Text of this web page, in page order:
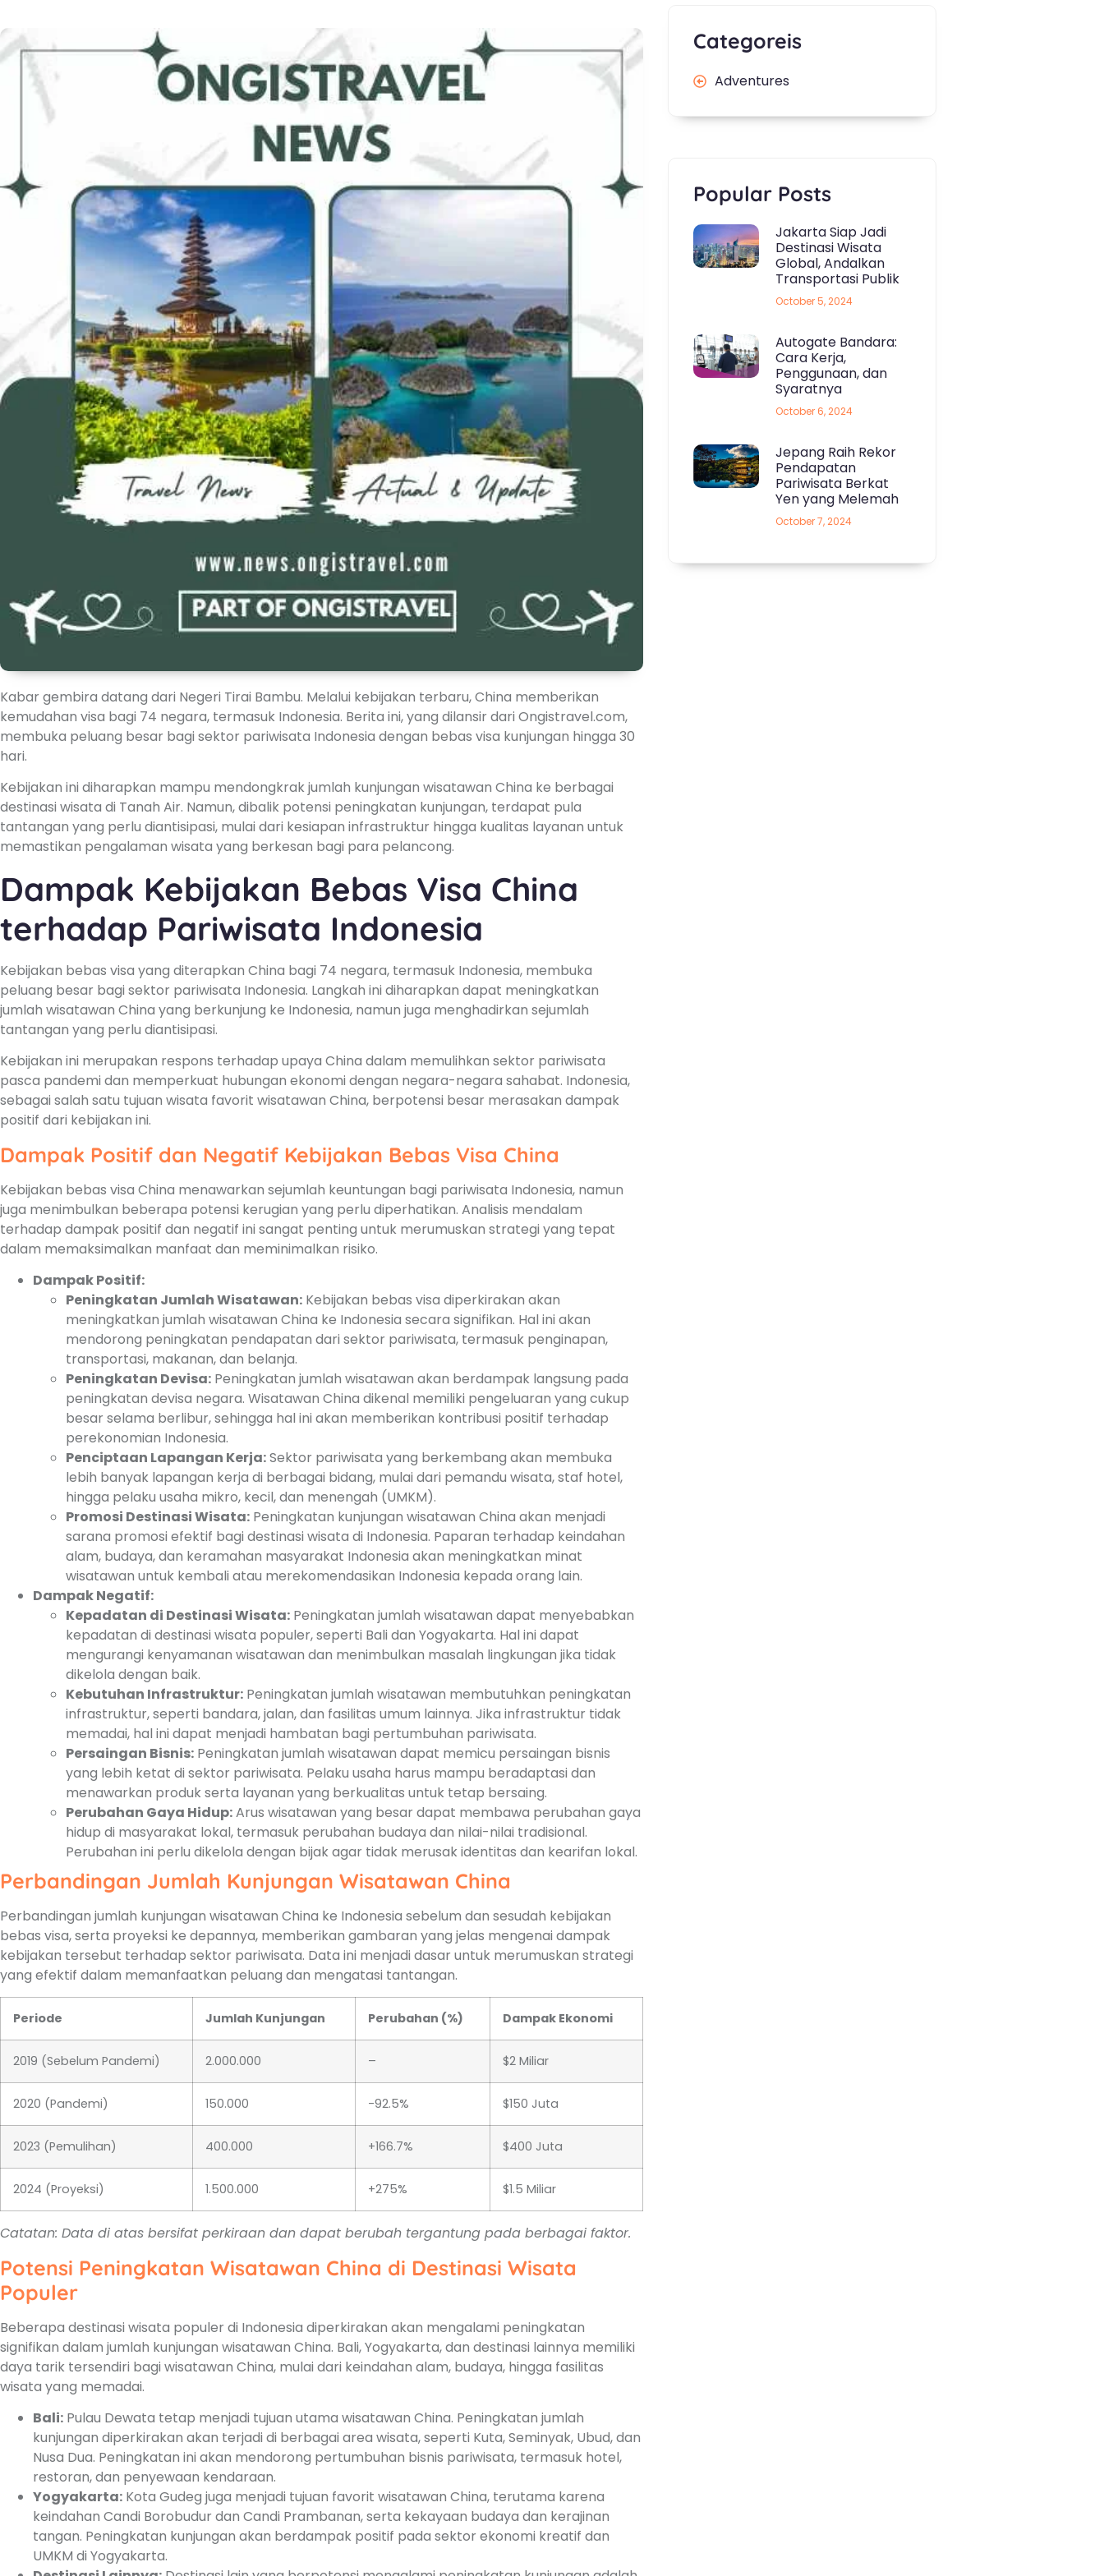
Kabar gembira datang dari Negeri Tirai Bambu. Melalui kebijakan terbaru, China memberikan
kemudahan visa bagi 74 negara, termasuk Indonesia. Berita ini, yang dilansir dari Ongistravel.com,
membuka peluang besar bagi sektor pariwisata Indonesia dengan bebas visa kunjungan hingga 30
hari.
Kebijakan ini diharapkan mampu mendongkrak jumlah kunjungan wisatawan China ke berbagai
destinasi wisata di Tanah Air. Namun, dibalik potensi peningkatan kunjungan, terdapat pula
tantangan yang perlu diantisipasi, mulai dari kesiapan infrastruktur hingga kualitas layanan untuk
memastikan pengalaman wisata yang berkesan bagi para pelancong.
Dampak Kebijakan Bebas Visa China
terhadap Pariwisata Indonesia
Kebijakan bebas visa yang diterapkan China bagi 74 negara, termasuk Indonesia, membuka
peluang besar bagi sektor pariwisata Indonesia. Langkah ini diharapkan dapat meningkatkan
jumlah wisatawan China yang berkunjung ke Indonesia, namun juga menghadirkan sejumlah
tantangan yang perlu diantisipasi.
Kebijakan ini merupakan respons terhadap upaya China dalam memulihkan sektor pariwisata
pasca pandemi dan memperkuat hubungan ekonomi dengan negara-negara sahabat. Indonesia,
sebagai salah satu tujuan wisata favorit wisatawan China, berpotensi besar merasakan dampak
positif dari kebijakan ini.
Dampak Positif dan Negatif Kebijakan Bebas Visa China
Kebijakan bebas visa China menawarkan sejumlah keuntungan bagi pariwisata Indonesia, namun
juga menimbulkan beberapa potensi kerugian yang perlu diperhatikan. Analisis mendalam
terhadap dampak positif dan negatif ini sangat penting untuk merumuskan strategi yang tepat
dalam memaksimalkan manfaat dan meminimalkan risiko.
Dampak Positif:
Peningkatan Jumlah Wisatawan: Kebijakan bebas visa diperkirakan akan
meningkatkan jumlah wisatawan China ke Indonesia secara signifikan. Hal ini akan
mendorong peningkatan pendapatan dari sektor pariwisata, termasuk penginapan,
transportasi, makanan, dan belanja.
Peningkatan Devisa: Peningkatan jumlah wisatawan akan berdampak langsung pada
peningkatan devisa negara. Wisatawan China dikenal memiliki pengeluaran yang cukup
besar selama berlibur, sehingga hal ini akan memberikan kontribusi positif terhadap
perekonomian Indonesia.
Penciptaan Lapangan Kerja:Sektor pariwisata yang berkembang akan membuka
lebih banyak lapangan kerja di berbagai bidang, mulai dari pemandu wisata, staf hotel,
hingga pelaku usaha mikro, kecil, dan menengah (UMKM).
Promosi Destinasi Wisata: Peningkatan kunjungan wisatawan China akan menjadi
sarana promosi efektif bagi destinasi wisata di Indonesia. Paparan terhadap keindahan
alam, budaya, dan keramahan masyarakat Indonesia akan meningkatkan minat
wisatawan untuk kembali atau merekomendasikan Indonesia kepada orang lain.
Dampak Negatif:
Kepadatan di Destinasi Wisata: Peningkatan jumlah wisatawan dapat menyebabkan
kepadatan di destinasi wisata populer, seperti Bali dan Yogyakarta. Hal ini dapat
mengurangi kenyamanan wisatawan dan menimbulkan masalah lingkungan jika tidak
dikelola dengan baik.
Kebutuhan Infrastruktur: Peningkatan jumlah wisatawan membutuhkan peningkatan
infrastruktur, seperti bandara, jalan, dan fasilitas umum lainnya. Jika infrastruktur tidak
memadai, hal ini dapat menjadi hambatan bagi pertumbuhan pariwisata.
Persaingan Bisnis: Peningkatan jumlah wisatawan dapat memicu persaingan bisnis
yang lebih ketat di sektor pariwisata. Pelaku usaha harus mampu beradaptasi dan
menawarkan produk serta layanan yang berkualitas untuk tetap bersaing.
Perubahan Gaya Hidup:Arus wisatawan yang besar dapat membawa perubahan gaya
hidup di masyarakat lokal, termasuk perubahan budaya dan nilai-nilai tradisional.
Perubahan ini perlu dikelola dengan bijak agar tidak merusak identitas dan kearifan lokal.
Perbandingan Jumlah Kunjungan Wisatawan China
Perbandingan jumlah kunjungan wisatawan China ke Indonesia sebelum dan sesudah kebijakan
bebas visa, serta proyeksi ke depannya, memberikan gambaran yang jelas mengenai dampak
kebijakan tersebut terhadap sektor pariwisata. Data ini menjadi dasar untuk merumuskan strategi
yang efektif dalam memanfaatkan peluang dan mengatasi tantangan.
Periode Jumlah Kunjungan Perubahan (%) Dampak Ekonomi
2019 (Sebelum Pandemi) 2.000.000 – $2 Miliar
2020 (Pandemi) 150.000 -92.5% $150 Juta
2023 (Pemulihan) 400.000 +166.7% $400 Juta
2024 (Proyeksi) 1.500.000 +275% $1.5 Miliar
Catatan: Data di atas bersifat perkiraan dan dapat berubah tergantung pada berbagai faktor.
Potensi Peningkatan Wisatawan China di Destinasi Wisata
Populer
Beberapa destinasi wisata populer di Indonesia diperkirakan akan mengalami peningkatan
signifikan dalam jumlah kunjungan wisatawan China. Bali, Yogyakarta, dan destinasi lainnya memiliki
daya tarik tersendiri bagi wisatawan China, mulai dari keindahan alam, budaya, hingga fasilitas
wisata yang memadai.
Bali: Pulau Dewata tetap menjadi tujuan utama wisatawan China. Peningkatan jumlah
kunjungan diperkirakan akan terjadi di berbagai area wisata, seperti Kuta, Seminyak, Ubud, dan
Nusa Dua. Peningkatan ini akan mendorong pertumbuhan bisnis pariwisata, termasuk hotel,
restoran, dan penyewaan kendaraan.
Yogyakarta: Kota Gudeg juga menjadi tujuan favorit wisatawan China, terutama karena
keindahan Candi Borobudur dan Candi Prambanan, serta kekayaan budaya dan kerajinan
tangan. Peningkatan kunjungan akan berdampak positif pada sektor ekonomi kreatif dan
UMKM di Yogyakarta.
Categoreis
Adventures
Popular Posts
Jakarta Siap Jadi
Destinasi Wisata
Global, Andalkan
Transportasi Publik
October 5, 2024
Autogate Bandara:
Cara Kerja,
Penggunaan, dan
Syaratnya
October 6, 2024
Jepang Raih Rekor
Pendapatan
Pariwisata Berkat
Yen yang Melemah
October 7, 2024